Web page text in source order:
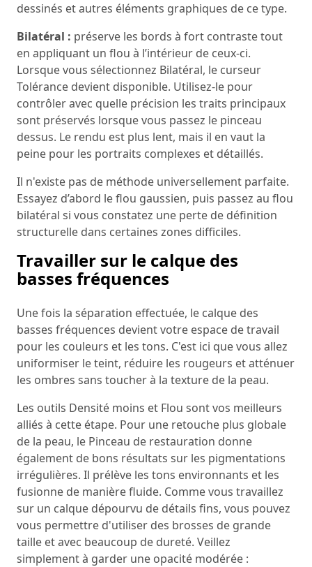
dessinés et autres éléments graphiques de ce type.
Bilatéral : préserve les bords à fort contraste tout
en appliquant un flou à l’intérieur de ceux-ci.
Lorsque vous sélectionnez Bilatéral, le curseur
Tolérance devient disponible. Utilisez-le pour
contrôler avec quelle précision les traits principaux
sont préservés lorsque vous passez le pinceau
dessus. Le rendu est plus lent, mais il en vaut la
peine pour les portraits complexes et détaillés.
Il n'existe pas de méthode universellement parfaite.
Essayez d’abord le flou gaussien, puis passez au flou
bilatéral si vous constatez une perte de définition
structurelle dans certaines zones difficiles.
Travailler sur le calque des
basses fréquences
Une fois la séparation effectuée, le calque des
basses fréquences devient votre espace de travail
pour les couleurs et les tons. C'est ici que vous allez
uniformiser le teint, réduire les rougeurs et atténuer
les ombres sans toucher à la texture de la peau.
Les outils Densité moins et Flou sont vos meilleurs
alliés à cette étape. Pour une retouche plus globale
de la peau, le Pinceau de restauration donne
également de bons résultats sur les pigmentations
irrégulières. Il prélève les tons environnants et les
fusionne de manière fluide. Comme vous travaillez
sur un calque dépourvu de détails fins, vous pouvez
vous permettre d'utiliser des brosses de grande
taille et avec beaucoup de dureté. Veillez
simplement à garder une opacité modérée :